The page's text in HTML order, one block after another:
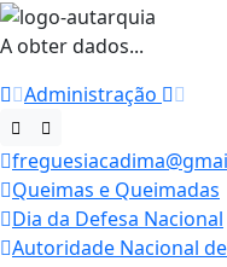
A obter dados...
Administração
Queimas e Queimadas
Dia da Defesa Nacional
Autoridade Nacional